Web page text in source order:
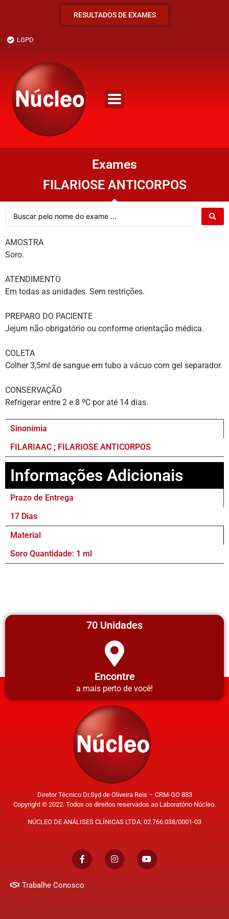
RESULTADOS DE EXAMES
LGPD
Exames
FILARIOSE ANTICORPOS
AMOSTRA
Soro.
ATENDIMENTO
Em todas as unidades. Sem restrições.
PREPARO DO PACIENTE
Jejum não obrigatório ou conforme orientação médica.
Colher 3,5ml de sangue em tubo a vácuo com gel separador.
CONSERVAÇÃO
Refrigerar entre 2 e 8 ºC por até 14 dias.
Sinonímia
FILARIAAC ; FILARIOSE ANTICORPOS
Informações Adicionais
Prazo de Entrega
17 Dias
Material
Soro Quantidade: 1 ml
70 Unidades
Encontre
a mais perto de você!
Diretor Técnico Dr.Syd de Oliveira Reis – CRM-GO 883
Copyright © 2022. Todos os direitos reservados ao Laboratório Núcleo.
NÚCLEO DE ANÁLISES CLÍNICAS LTDA: 02.766.038/0001-03
Trabalhe Conosco